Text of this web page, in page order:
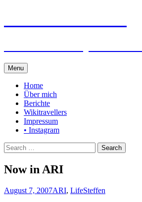
Menu Skip
to
content
Home
Über mich
Berichte
Wikitravellers
Impressum
• Instagram
Search
for:
Now in ARI
August 7, 2007ARI, LifeSteffen